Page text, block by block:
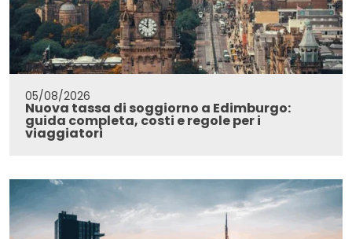
05/08/2026
Nuova tassa di soggiorno a Edimburgo:
guida completa, costi e regole per i
viaggiatori